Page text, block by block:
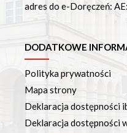
adres do e-Doręczeń:
DODATKOWE
Polityka prywatności
Mapa strony
Deklaracja dostępności
Deklaracja dostępności